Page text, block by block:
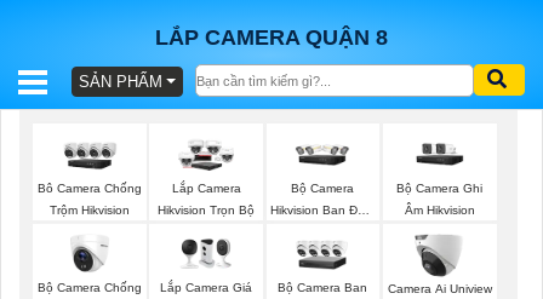
LẮP CAMERA QUẬN 8
BÁO
TRỌN
GÓI
SẢN PHẨM
Bô Camera Chống
Trộm Hikvision
Lắp Camera
Hikvision Trọn Bộ
Bộ Camera
Hikvision Ban Đêm
Bộ Camera Ghi
Âm Hikvision
Bộ Camera Chống
Lắp Camera Giá
Bộ Camera Ban
Camera Ai Uniview